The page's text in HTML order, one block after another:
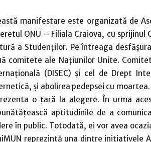
manifestare este organizată de
ONU – Filiala Craiova, cu sprijinul
a Studenţilor. Pe întreaga
comitete ale Naţiunilor Unite.
(DISEC) şi cel de Drept
şi abolirea pedepsei cu
o ţară la alegere. În urma
aptitudinile de a
în public. Totodată, ei vor avea
reprezintă una dintre iniţiativele